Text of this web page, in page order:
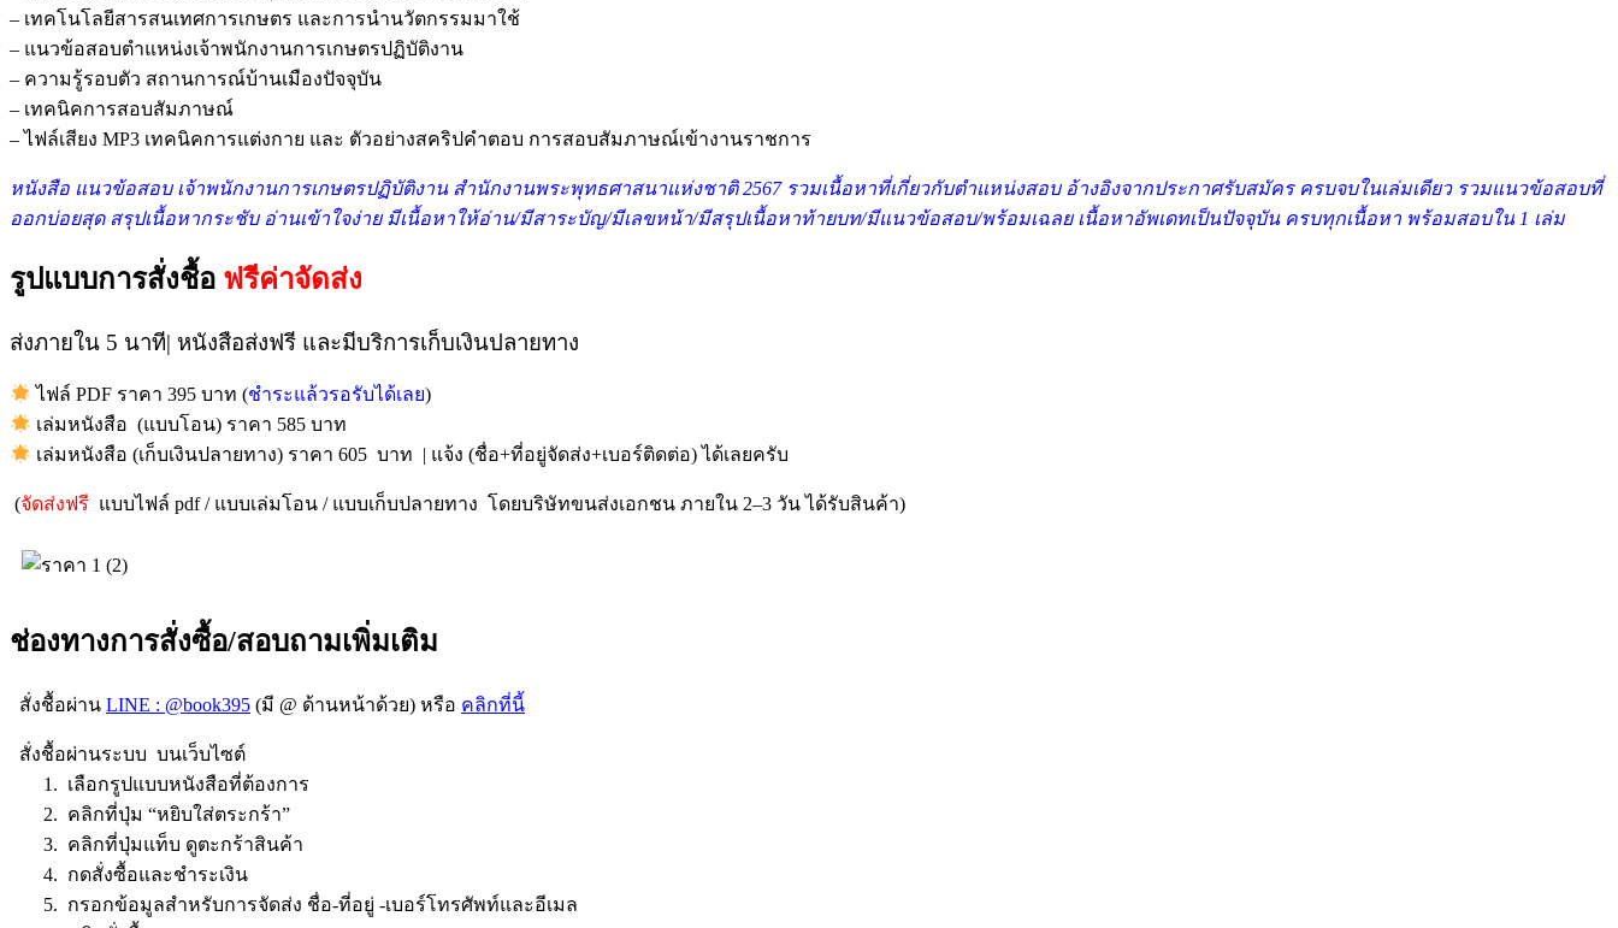
– เทคโนโลยีสารสนเทศการเกษตร และการนำนวัตกรรมมาใช้
– แนวข้อสอบตำแหน่งเจ้าพนักงานการเกษตรปฏิบัติงาน
– ความรู้รอบตัว สถานการณ์บ้านเมืองปัจจุบัน
– เทคนิคการสอบสัมภาษณ์
– ไฟล์เสียง MP3 เทคนิคการแต่งกาย และ ตัวอย่างสคริปคำตอบ การสอบสัมภาษณ์เข้างานราชการ
หนังสือ แนวข้อสอบ เจ้าพนักงานการเกษตรปฏิบัติงาน สำนักงานพระพุทธศาสนาแห่งชาติ 2567 รวมเนื้อหาที่เกี่ยวกับตำแหน่งสอบ อ้างอิงจากประกาศรับสมัคร ครบจบในเล่มเดียว รวมแนวข้อสอบที่
ออกบ่อยสุด สรุปเนื้อหากระชับ อ่านเข้าใจง่าย มีเนื้อหาให้อ่าน/มีสาระบัญ/มีเลขหน้า/มีสรุปเนื้อหาท้ายบท/มีแนวข้อสอบ/พร้อมเฉลย เนื้อหาอัพเดทเป็นปัจจุบัน ครบทุกเนื้อหา พร้อมสอบใน 1 เล่ม
รูปแบบการสั่งชื้อ ฟรีค่าจัดส่ง
ส่งภายใน 5 นาที| หนังสือส่งฟรี และมีบริการเก็บเงินปลายทาง
ไฟล์ PDF ราคา 395 บาท (ชำระแล้วรอรับได้เลย)
เล่มหนังสือ (แบบโอน) ราคา 585 บาท
เล่มหนังสือ (เก็บเงินปลายทาง) ราคา 605 บาท | แจ้ง (ชื่อ+ที่อยู่จัดส่ง+เบอร์ติดต่อ) ได้เลยครับ
(จัดส่งฟรี แบบไฟล์ pdf / แบบเล่มโอน / แบบเก็บปลายทาง โดยบริษัทขนส่งเอกชน ภายใน 2–3 วัน ได้รับสินค้า)
ช่องทางการสั่งซื้อ/สอบถามเพิ่มเติม
สั่งชื้อผ่าน LINE : @book395 (มี @ ด้านหน้าด้วย) หรือ คลิกที่นี้
สั่งชื้อผ่านระบบ บนเว็บไซต์
1. เลือกรูปแบบหนังสือที่ต้องการ
2. คลิกที่ปุ่ม “หยิบใส่ตระกร้า”
3. คลิกที่ปุ่มแท็บ ดูตะกร้าสินค้า
4. กดสั่งซื้อและชำระเงิน
5. กรอกข้อมูลสำหรับการจัดส่ง ชื่อ-ที่อยู่ -เบอร์โทรศัพท์และอีเมล